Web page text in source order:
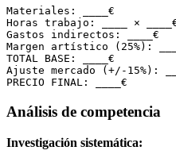
Materiales: ____€
Horas trabajo: ____ ×
Gastos indirectos: ____€
Margen artístico (25%):
TOTAL BASE: ____€
Ajuste mercado (+/-15%):
Análisis de competencia
Investigación sistemática: